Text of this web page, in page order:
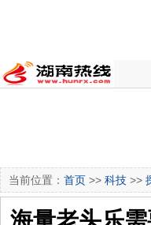
当前位置： 首页 >> 科技 >>